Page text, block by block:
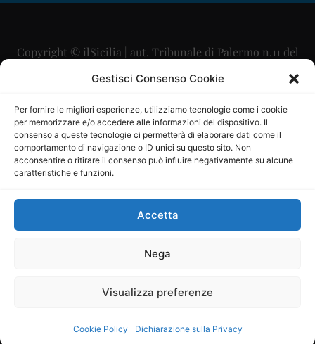
Gestisci Consenso Cookie
Per fornire le migliori esperienze, utilizziamo tecnologie come i cookie
per memorizzare e/o accedere alle informazioni del dispositivo. Il
consenso a queste tecnologie ci permetterà di elaborare dati come il
comportamento di navigazione o ID unici su questo sito. Non
acconsentire o ritirare il consenso può influire negativamente su alcune
caratteristiche e funzioni.
Accetta
Nega
Visualizza preferenze
Cookie Policy Dichiarazione sulla Privacy
Copyright © ilSicilia | aut. Tribunale di Palermo n.11 del
29/09/2015
Direttore Editoriale: Maurizio Scaglione
Direttore Responsabile: Maria Calabrese
P.IVA: 06334930820
Mercurio Comunicazione Società Cooperativa a r.l. è
iscritta al Registro degli Operatori di Comunicazione al
Sito gestito daLa Digitale srl–info@ladigitale.it